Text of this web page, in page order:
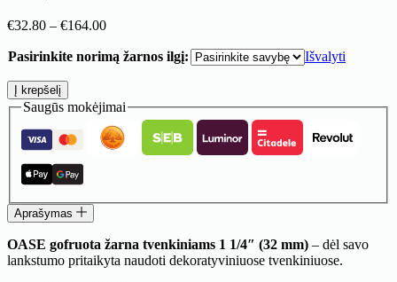
€32.80 – €164.00Price
€32.80
Pasirinkite norimą žarnos ilgį: Išvalyti
produkto
kiekis:
Gofruota
žarna
tvenkiniams
1/4"
(32
mm)
bar
Į krepšelį
Saugūs mokėjimai
Aprašymas
OASE gofruota žarna tvenkiniams 1 1/4″ (32 mm) – dėl savo
lankstumo pritaikyta naudoti dekoratyviniuose tvenkiniuose.